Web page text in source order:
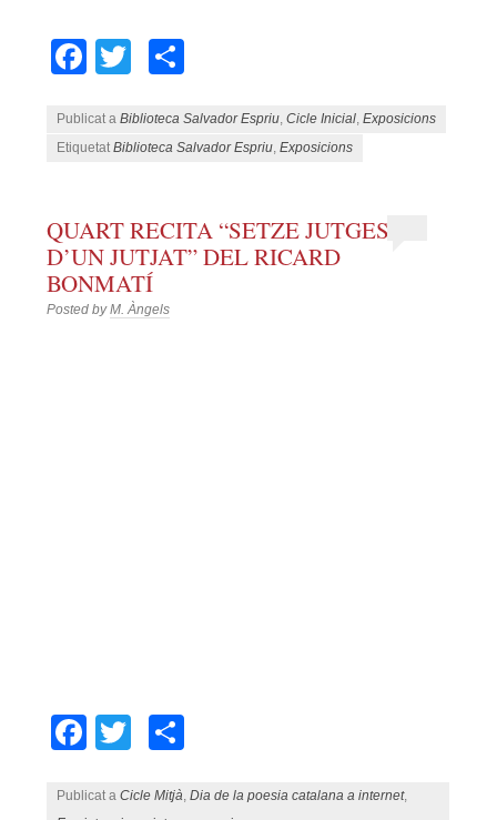
Facebook
Twitter
Publicat aBiblioteca Salvador Espriu,Cicle Inicial,Exposicions
EtiquetatBiblioteca Salvador Espriu,Exposicions
QUART RECITA “SETZE JUTGES
D’UN JUTJAT” DEL RICARD
BONMATÍ
Posted byM. Àngels
Facebook
Twitter
Publicat aCicle Mitjà ,Dia de la poesia catalana a internet,